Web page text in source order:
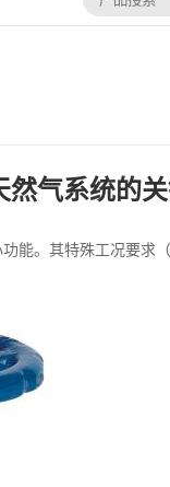
气系统的关
能。其特殊工况要求